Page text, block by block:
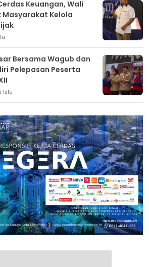
Keuangan, Wali
Masyarakat Kelola
Bersama Wagub dan
Pelepasan Peserta
lalu